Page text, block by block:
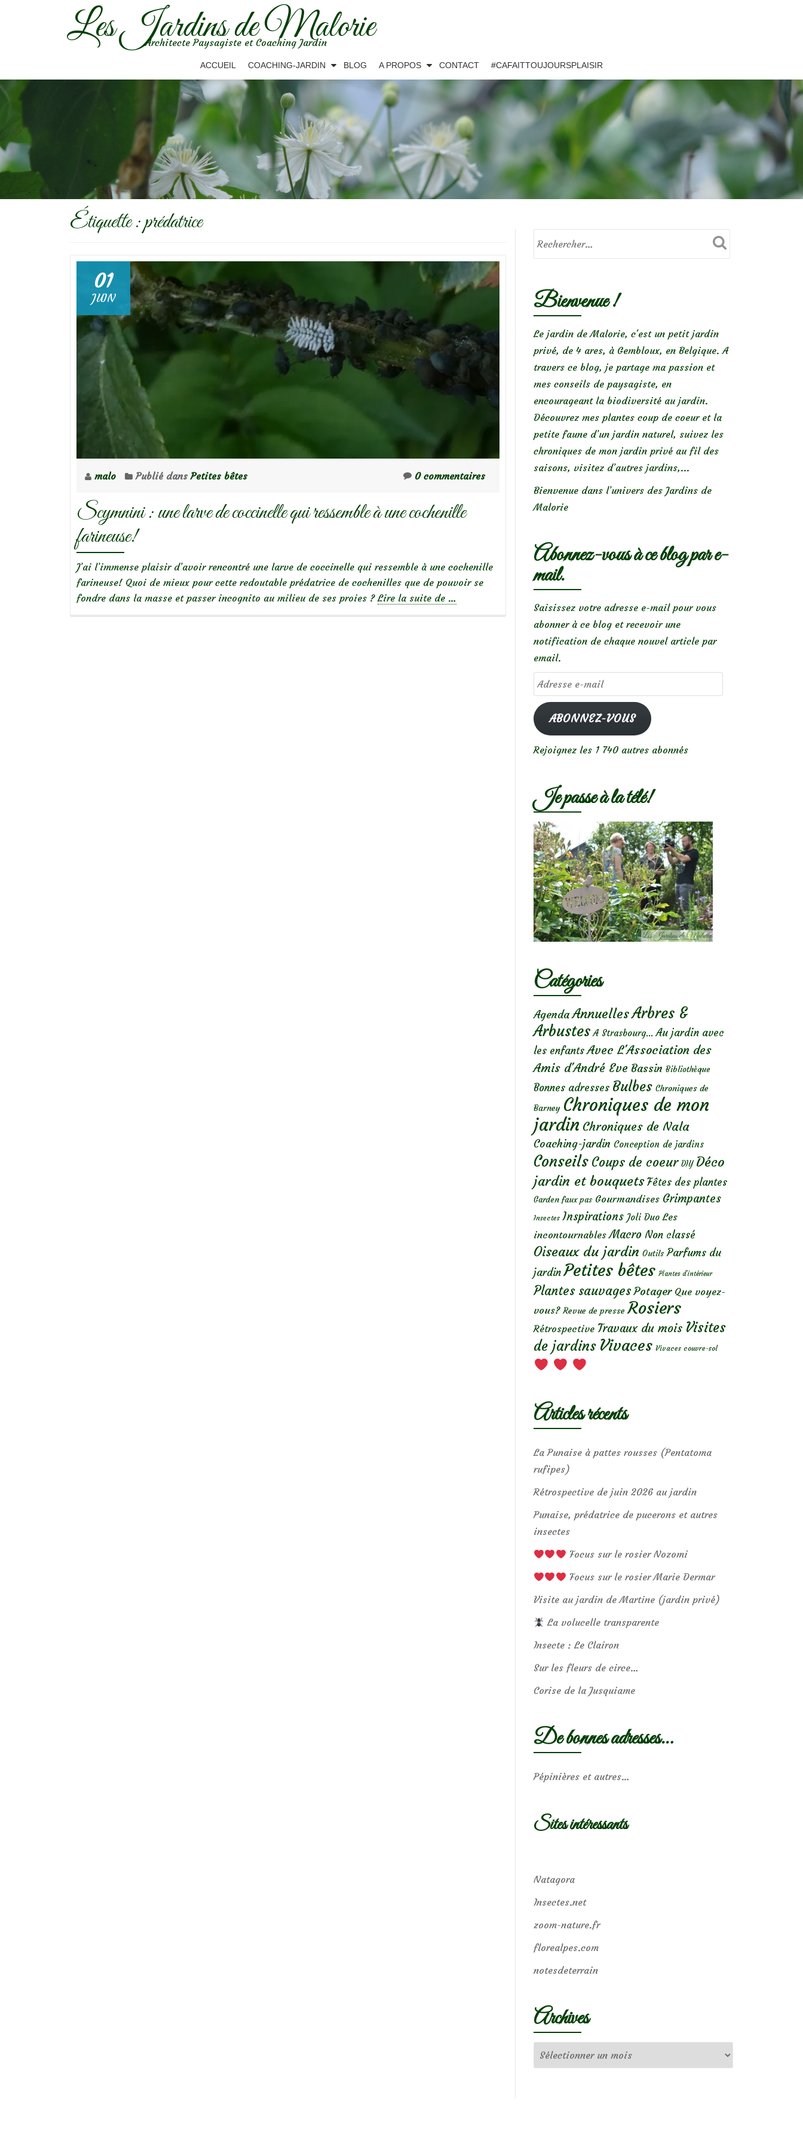
Les Jardins de Malorie
Architecte Paysagiste et Coaching Jardin
ACCUEIL COACHING-JARDIN BLOG A PROPOS CONTACT #CAFAITTOUJOURSPLAISIR
Étiquette :prédatrice
01
JUIN
malo Publié dansPetites bêtes 0 commentaires
Scymnini : une larve de coccinelle qui ressemble à une cochenille
farineuse!
J’ai l’immense plaisir d’avoir rencontré une larve de coccinelle qui ressemble à une cochenille
farineuse! Quoi de mieux pour cette redoutable prédatrice de cochenilles que de pouvoir se
fondre dans la masse et passer incognito au milieu de ses proies ? Lire la suite de …
Bienvenue !
Le jardin de Malorie, c'est un petit jardin
privé, de 4 ares, à Gembloux, en Belgique. A
travers ce blog, je partage ma passion et
mes conseils de paysagiste, en
encourageant la biodiversité au jardin.
Découvrez mes plantes coup de coeur et la
petite faune d’un jardin naturel, suivez les
chroniques de mon jardin privé au fil des
saisons, visitez d’autres jardins,...
Bienvenue dans l’univers des Jardins de
Malorie
Abonnez-vous à ce blog par e-
mail.
Saisissez votre adresse e-mail pour vous
abonner à ce blog et recevoir une
notification de chaque nouvel article par
email.
Adresse
e-
mailABONNEZ-VOUS
Rejoignez les 1 740 autres abonnés
Je passe à la télé!
Catégories
Agenda AnnuellesArbres &
Arbustes A Strasbourg... Au jardin avec
les enfants Avec L'Association des
Amis d'André Eve Bassin Bibliothèque
Bonnes adresses Bulbes Chroniques de
Barney Chroniques de mon
jardin Chroniques de Nala
Coaching-jardin Conception de jardins
Conseils Coups de coeur DIY Déco
jardin et bouquets Fêtes des plantes
Garden faux pas Gourmandises Grimpantes
Insectes Inspirations Joli Duo Les
incontournables Macro Non classé
Oiseaux du jardin Outils Parfums du
jardin Petites bêtes Plantes d’intérieur
Plantes sauvages Potager Que voyez-
vous? Revue de presse Rosiers
Rétrospective Travaux du mois Visites
de jardins Vivaces Vivaces couvre-sol
Articles récents
La Punaise à pattes rousses (Pentatoma
rufipes)
Rétrospective de juin 2026 au jardin
Punaise, prédatrice de pucerons et autres
insectes
Focus sur le rosier Nozomi
Focus sur le rosier Marie Dermar
Visite au jardin de Martine (jardin privé)
La volucelle transparente
Insecte : Le Clairon
Sur les fleurs de circe…
Corise de la Jusquiame
De bonnes adresses…
Pépinières et autres…
Sites intéressants
Natagora
Insectes.net
zoom-nature.fr
florealpes.com
notesdeterrain
Archives
Archives